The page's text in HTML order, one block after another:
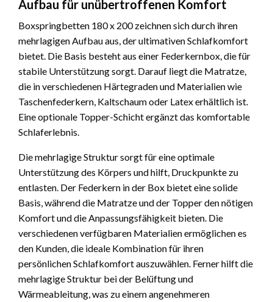
Aufbau für unübertroffenen Komfort
Boxspringbetten 180 x 200 zeichnen sich durch ihren
mehrlagigen Aufbau aus, der ultimativen Schlafkomfort
bietet. Die Basis besteht aus einer Federkernbox, die für
stabile Unterstützung sorgt. Darauf liegt die Matratze,
die in verschiedenen Härtegraden und Materialien wie
Taschenfederkern, Kaltschaum oder Latex erhältlich ist.
Eine optionale Topper-Schicht ergänzt das komfortable
Schlaferlebnis.
Die mehrlagige Struktur sorgt für eine optimale
Unterstützung des Körpers und hilft, Druckpunkte zu
entlasten. Der Federkern in der Box bietet eine solide
Basis, während die Matratze und der Topper den nötigen
Komfort und die Anpassungsfähigkeit bieten. Die
verschiedenen verfügbaren Materialien ermöglichen es
den Kunden, die ideale Kombination für ihren
persönlichen Schlafkomfort auszuwählen. Ferner hilft die
mehrlagige Struktur bei der Belüftung und
Wärmeableitung, was zu einem angenehmeren